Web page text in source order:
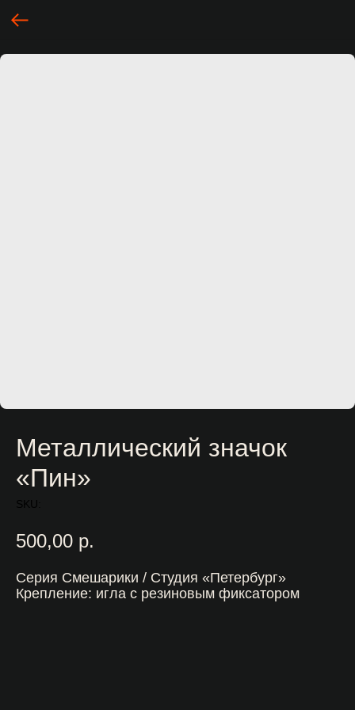
Металлический значок
«Пин»
SKU:
500,00 р.
Серия Смешарики / Студия «Петербург»
Крепление: игла с резиновым фиксатором